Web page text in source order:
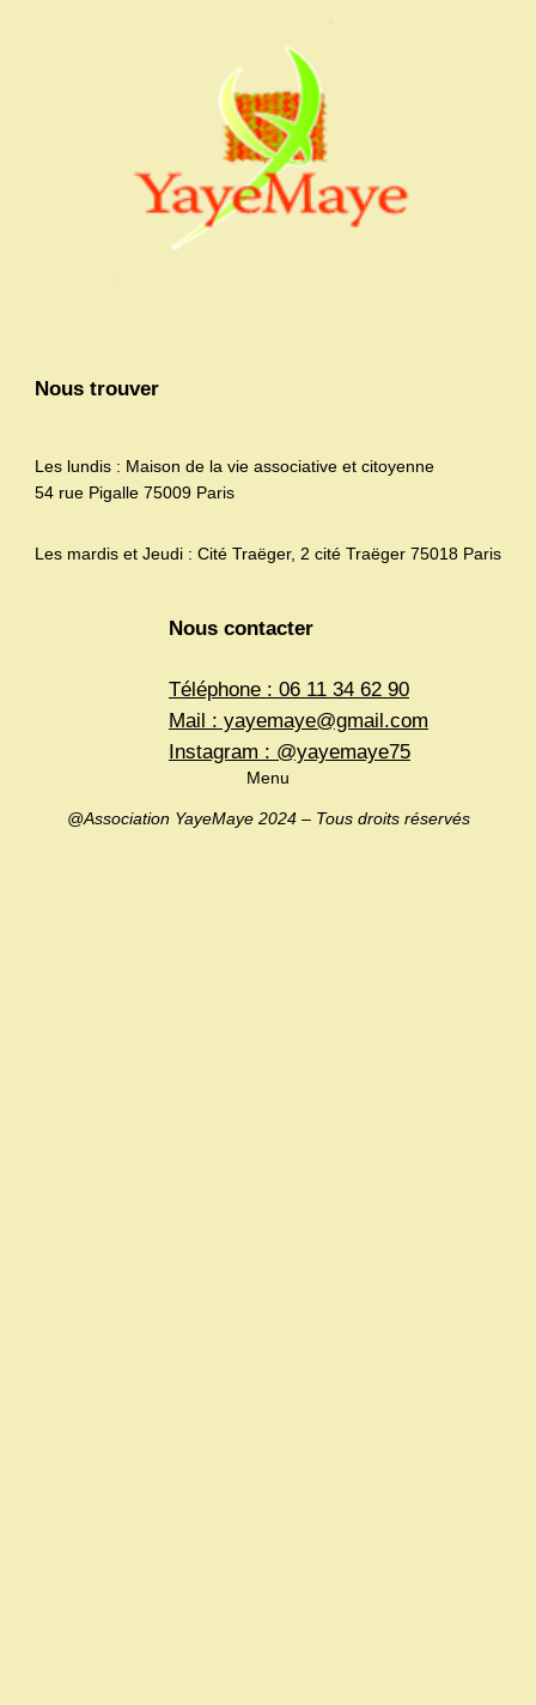
Nous trouver
Les lundis : Maison de la vie associative et citoyenne
54 rue Pigalle 75009 Paris
Les mardis et Jeudi : Cité Traëger, 2 cité Traëger 75018 Paris
Nous contacter
Téléphone : 06 11 34 62 90
Mail : yayemaye@gmail.com
Instagram : @yayemaye75
Menu
@Association YayeMaye 2024 – Tous droits réservés